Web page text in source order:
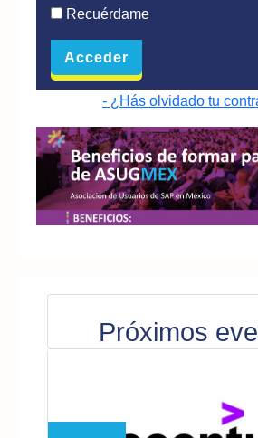
Recuérdame
- ¿Hás olvidado tu
Próximos